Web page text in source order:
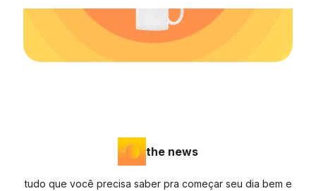
the news
tudo que você precisa saber pra começar seu dia bem e